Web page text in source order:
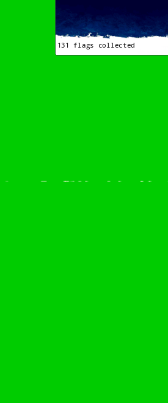
scrollen–Rädchen